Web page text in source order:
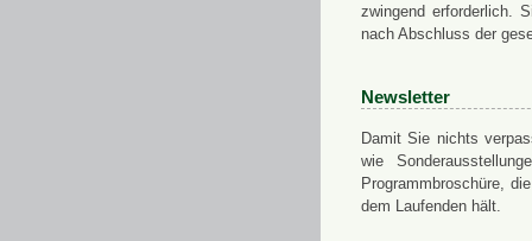
zwingend erforderlich.
nach Abschluss der
Newsletter
Damit Sie nichts
wie
Programmbroschüre,
dem Laufenden hält.